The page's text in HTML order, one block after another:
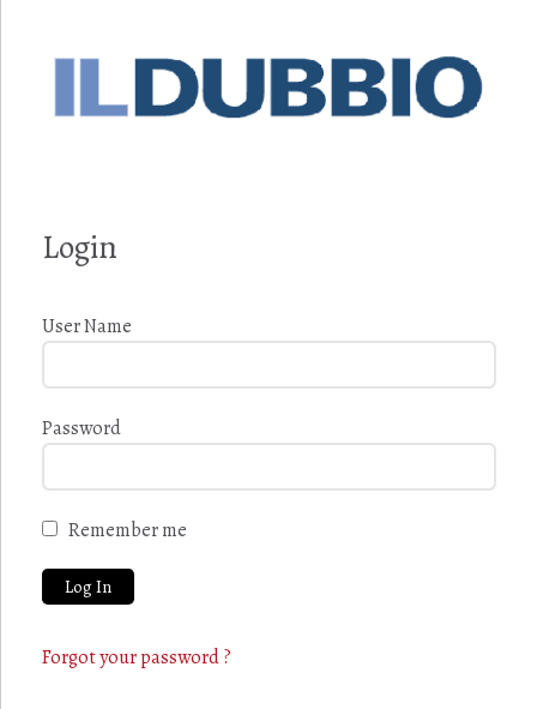
Login
User Name
Password
Remember me
Forgot your password ?